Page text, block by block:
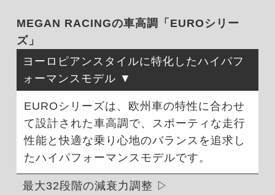
MEGAN RACINGの車高調「EUROシリー
ズ」
ヨーロピアンスタイルに特化したハイパフ
ォーマンスモデル
EUROシリーズは、欧州車の特性に合わせ
て設計された車高調で、スポーティな走行
性能と快適な乗り心地のバランスを追求し
たハイパフォーマンスモデルです。
最大32段階の減衰力調整